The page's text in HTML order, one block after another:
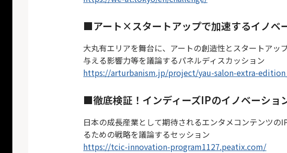
■アート×スタートアップで加速するイノベ
大丸有エリアを舞台に、アートの創造性とスタートアッ
与える影響力等を議論するパネルディスカッション
https://arturbanism.jp/project/yau-salon-extra-
■徹底検証！インディーズIPのイノベーショ
日本の成長産業として期待されるエンタメコンテンツ
るための戦略を議論するセッション
https://tcic-innovation-program1127.peatix.com/